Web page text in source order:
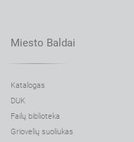
Miesto Baldai
Katalogas
DUK
Failų biblioteka
Griovelių suoliukas